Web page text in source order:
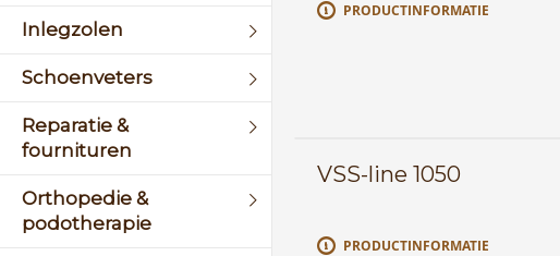
Inlegzolen
Schoenveters
Reparatie &
fournituren
Orthopedie &
podotherapie
PRODUCTINFORMATIE
VSS-line 1050
PRODUCTINFORMATIE